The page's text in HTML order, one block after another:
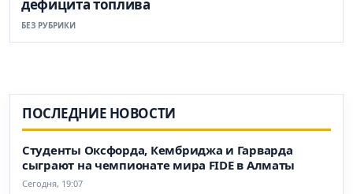
дефицита топлива
БЕЗ РУБРИКИ
ПОСЛЕДНИЕ НОВОСТИ
Студенты Оксфорда, Кембриджа и Гарварда
сыграют на чемпионате мира FIDE в Алматы
Сегодня, 19:07